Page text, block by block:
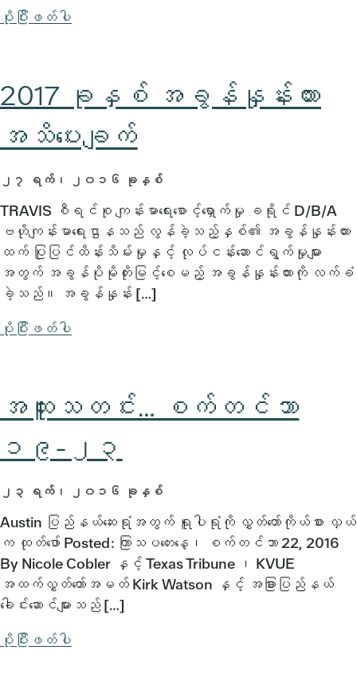
ပိုပြီးဖတ်ပါ
2017 ခုနှစ် အခွန်နှုန်းထား
အသိပေးချက်
၂၇ ရက်၊ ၂၀၁၆ ခုနှစ်
TRAVIS စီရင်စု ကျန်းမာရေးစောင့်ရှောက်မှု ခရိုင် D/B/A
ဗဟိုကျန်းမာရေးဌာနသည် လွန်ခဲ့သည့်နှစ်၏ အခွန်နှုန်းထား
ထက် ပြုပြင်ထိန်းသိမ်းမှုနှင့် လုပ်ငန်းဆောင်ရွက်မှုများ
အတွက် အခွန်ပိုမိုတိုးမြင့်စေမည့် အခွန်နှုန်းထားကို လက်ခံ
ခဲ့သည်။ အခွန်နှုန်း […]
ပိုပြီးဖတ်ပါ
အထူးသတင်း… စက်တင်ဘာ
၁၉-၂၃
၂၃ ရက်၊ ၂၀၁၆ ခုနှစ်
Austin ပြည်နယ်ဆေးရုံအတွက် ရူပါရုံကို လွှတ်တော်ကိုယ်စား လှယ်
က ထုတ်ဖော် Posted: ကြာသပတေးနေ့၊ စက်တင်ဘာ 22, 2016
By Nicole Cobler နှင့် Texas Tribune ၊ KVUE
အထက်လွှတ်တော်အမတ် Kirk Watson နှင့် အခြားပြည်နယ်
ခေါင်းဆောင်များသည် […]
ပိုပြီးဖတ်ပါ